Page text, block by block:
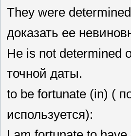
They were
доказать ее
Не is not determined
точной даты.
to be fortunate (in) (
используется):